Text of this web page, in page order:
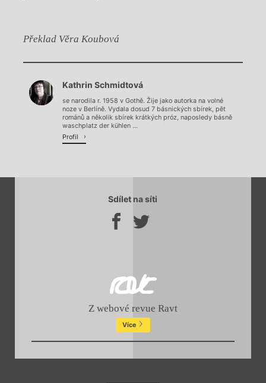
Překlad Věra Koubová
Chviličku.
Načítá se.
Kathrin Schmidtová
se narodila r. 1958 v Gothě. Žije jako autorka na volné
noze v Berlíně. Vydala dosud 7 básnických sbírek, pět
románů a několik sbírek krátkých próz, naposledy básně
waschplatz der kühlen ...
Profil
Sdílet na síti
Z webové revue Ravt
Více